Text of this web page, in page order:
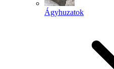
Ágyhuzatok